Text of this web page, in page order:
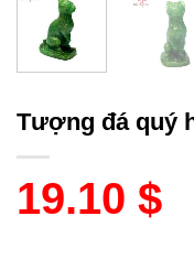
Tượng đá quý
19.10 $